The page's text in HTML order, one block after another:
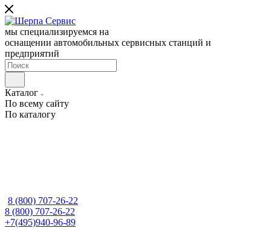
мы специализируемся на
оснащении автомобильных сервисных станций и
предприятий
Каталог
По всему сайту
По каталогу
8 (800) 707-26-22
8 (800) 707-26-22
+7(495)940-96-89